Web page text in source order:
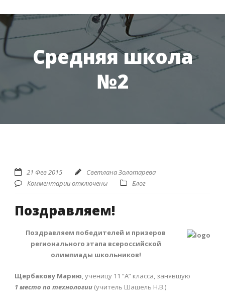
Средняя школа
№2
21 Фев 2015
Светлана Золотарева
Комментарии отключены
Блог
Поздравляем!
Поздравляем победителей и призеров
регионального этапа всероссийской
олимпиады школьников!
Щербакову Марию, ученицу 11 “А” класса, занявшую
1 место по технологии (учитель Шашель Н.В.)